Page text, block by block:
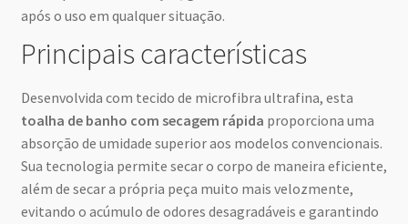
após o uso em qualquer situação.
Principais características
Desenvolvida com tecido de microfibra ultrafina, esta
toalha de banho com secagem rápida proporciona uma
absorção de umidade superior aos modelos convencionais.
Sua tecnologia permite secar o corpo de maneira eficiente,
além de secar a própria peça muito mais velozmente,
evitando o acúmulo de odores desagradáveis e garantindo